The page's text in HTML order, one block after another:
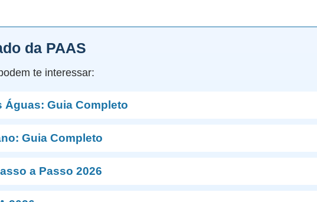
da PAAS
te interessar:
Guia Completo
Guia Completo
a Passo 2026